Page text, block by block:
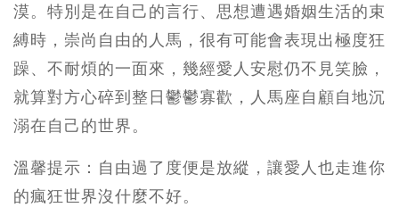
漠。特別是在自己的言行、思想遭遇婚姻生活的束
縛時，崇尚自由的人馬，很有可能會表現出極度狂
躁、不耐煩的一面來，幾經愛人安慰仍不見笑臉，
就算對方心碎到整日鬱鬱寡歡，人馬座自顧自地沉
溺在自己的世界。
溫馨提示：自由過了度便是放縱，讓愛人也走進你
的瘋狂世界沒什麼不好。